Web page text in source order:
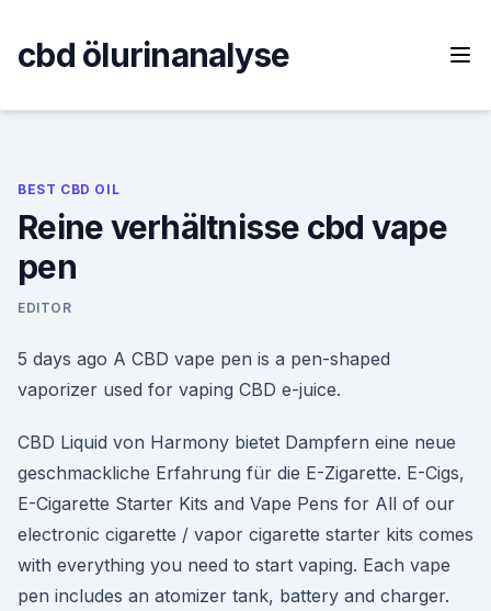
content
cbd ölurinanalyse
BEST CBD OIL
Reine verhältnisse cbd vape
pen
EDITOR
5 days ago A CBD vape pen is a pen-shaped
vaporizer used for vaping CBD e-juice.
CBD Liquid von Harmony bietet Dampfern eine neue
geschmackliche Erfahrung für die E-Zigarette. E-Cigs,
E-Cigarette Starter Kits and Vape Pens for All of our
electronic cigarette / vapor cigarette starter kits comes
with everything you need to start vaping. Each vape
pen includes an atomizer tank, battery and charger.